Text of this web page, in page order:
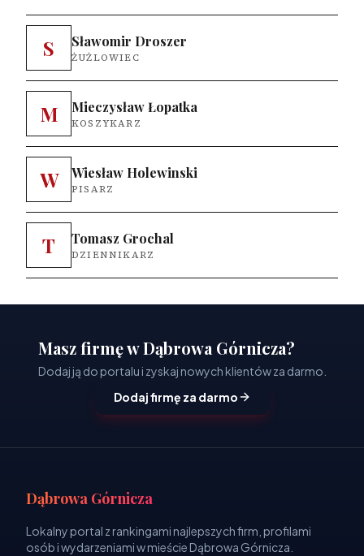
S Sławomir Droszer
ŻUŻLOWIEC
M Mieczysław Łopatka
KOSZYKARZ
W Wiesław Holewinski
PISARZ
T Tomasz Grochal
DZIENNIKARZ
Masz firmę w Dąbrowa Górnicza?
Dodaj ją do portalu i zyskaj nowych klientów za darmo.
Dodaj firmę za darmo
Dąbrowa Górnicza
Lokalny portal z rankingami najlepszych firm, profilami
osób i wydarzeniami w mieście Dąbrowa Górnicza.